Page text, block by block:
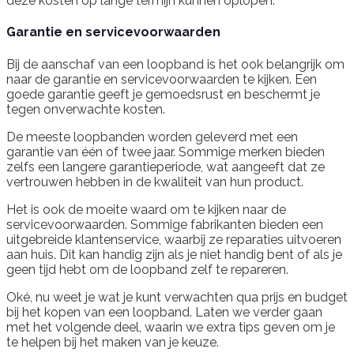
Garantie en servicevoorwaarden
Bij de aanschaf van een loopband is het ook belangrijk om
naar de garantie en servicevoorwaarden te kijken. Een
goede garantie geeft je gemoedsrust en beschermt je
tegen onverwachte kosten.
De meeste loopbanden worden geleverd met een
garantie van één of twee jaar. Sommige merken bieden
zelfs een langere garantieperiode, wat aangeeft dat ze
vertrouwen hebben in de kwaliteit van hun product.
Het is ook de moeite waard om te kijken naar de
servicevoorwaarden. Sommige fabrikanten bieden een
uitgebreide klantenservice, waarbij ze reparaties uitvoeren
aan huis. Dit kan handig zijn als je niet handig bent of als je
geen tijd hebt om de loopband zelf te repareren.
Oké, nu weet je wat je kunt verwachten qua prijs en budget
bij het kopen van een loopband. Laten we verder gaan
met het volgende deel, waarin we extra tips geven om je
te helpen bij het maken van je keuze.